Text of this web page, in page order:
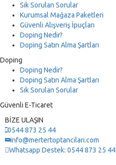
Sık Sorulan Sorular
Kurumsal Mağaza Paketleri
Güvenli Alışveriş İpuçları
Doping Nedir?
Doping Satın Alma Şartları
Doping
Doping Nedir?
Doping Satın Alma Şartları
Sık Sorulan Sorular
Güvenli E-Ticaret
BİZE ULAŞIN
0544 873 25 44
info@mertertoptancilari.com
Whatsapp Destek: 0544 873 25 44